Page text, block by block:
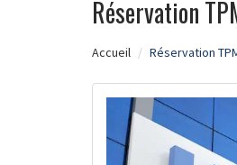
Réservation
Accueil Réservation